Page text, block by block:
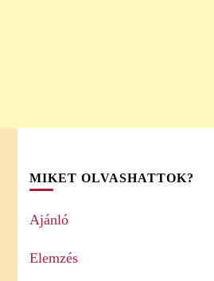
MIKET OLVASHATTOK?
Ajánló
Elemzés